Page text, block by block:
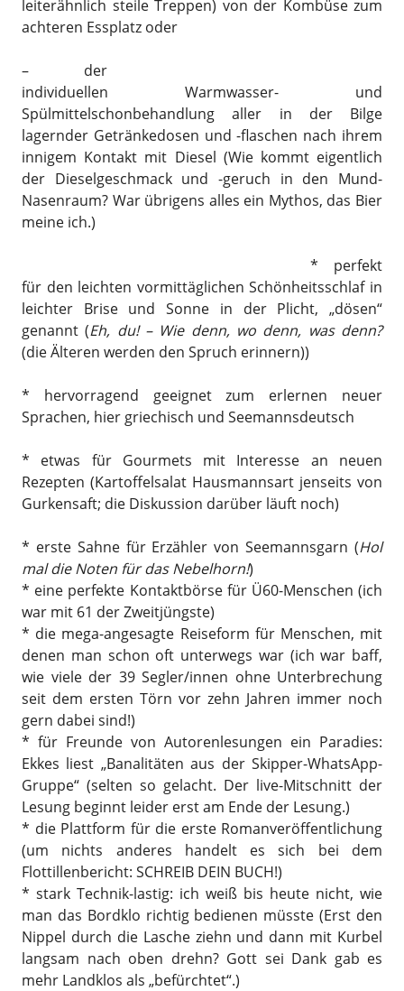
leiterähnlich steile Treppen) von der Kombüse zum
achteren Essplatz oder
– der
individuellen Warmwasser- und
Spülmittelschonbehandlung aller in der Bilge
lagernder Getränkedosen und -flaschen nach ihrem
innigem Kontakt mit Diesel (Wie kommt eigentlich
der Dieselgeschmack und -geruch in den Mund-
Nasenraum? War übrigens alles ein Mythos, das Bier
meine ich.)
* perfekt
für den leichten vormittäglichen Schönheitsschlaf in
leichter Brise und Sonne in der Plicht, „dösen“
genannt (Eh, du! – Wie denn, wo denn, was denn?
(die Älteren werden den Spruch erinnern))
* hervorragend geeignet zum erlernen neuer
Sprachen, hier griechisch und Seemannsdeutsch
* etwas für Gourmets mit Interesse an neuen
Rezepten (Kartoffelsalat Hausmannsart jenseits von
Gurkensaft; die Diskussion darüber läuft noch)
* erste Sahne für Erzähler von Seemannsgarn (Hol
mal die Noten für das Nebelhorn!)
* eine perfekte Kontaktbörse für Ü60-Menschen (ich
war mit 61 der Zweitjüngste)
* die mega-angesagte Reiseform für Menschen, mit
denen man schon oft unterwegs war (ich war baff,
wie viele der 39 Segler/innen ohne Unterbrechung
seit dem ersten Törn vor zehn Jahren immer noch
gern dabei sind!)
* für Freunde von Autorenlesungen ein Paradies:
Ekkes liest „Banalitäten aus der Skipper-WhatsApp-
Gruppe“ (selten so gelacht. Der live-Mitschnitt der
Lesung beginnt leider erst am Ende der Lesung.)
* die Plattform für die erste Romanveröffentlichung
(um nichts anderes handelt es sich bei dem
Flottillenbericht: SCHREIB DEIN BUCH!)
* stark Technik-lastig: ich weiß bis heute nicht, wie
man das Bordklo richtig bedienen müsste (Erst den
Nippel durch die Lasche ziehn und dann mit Kurbel
langsam nach oben drehn? Gott sei Dank gab es
mehr Landklos als „befürchtet“.)